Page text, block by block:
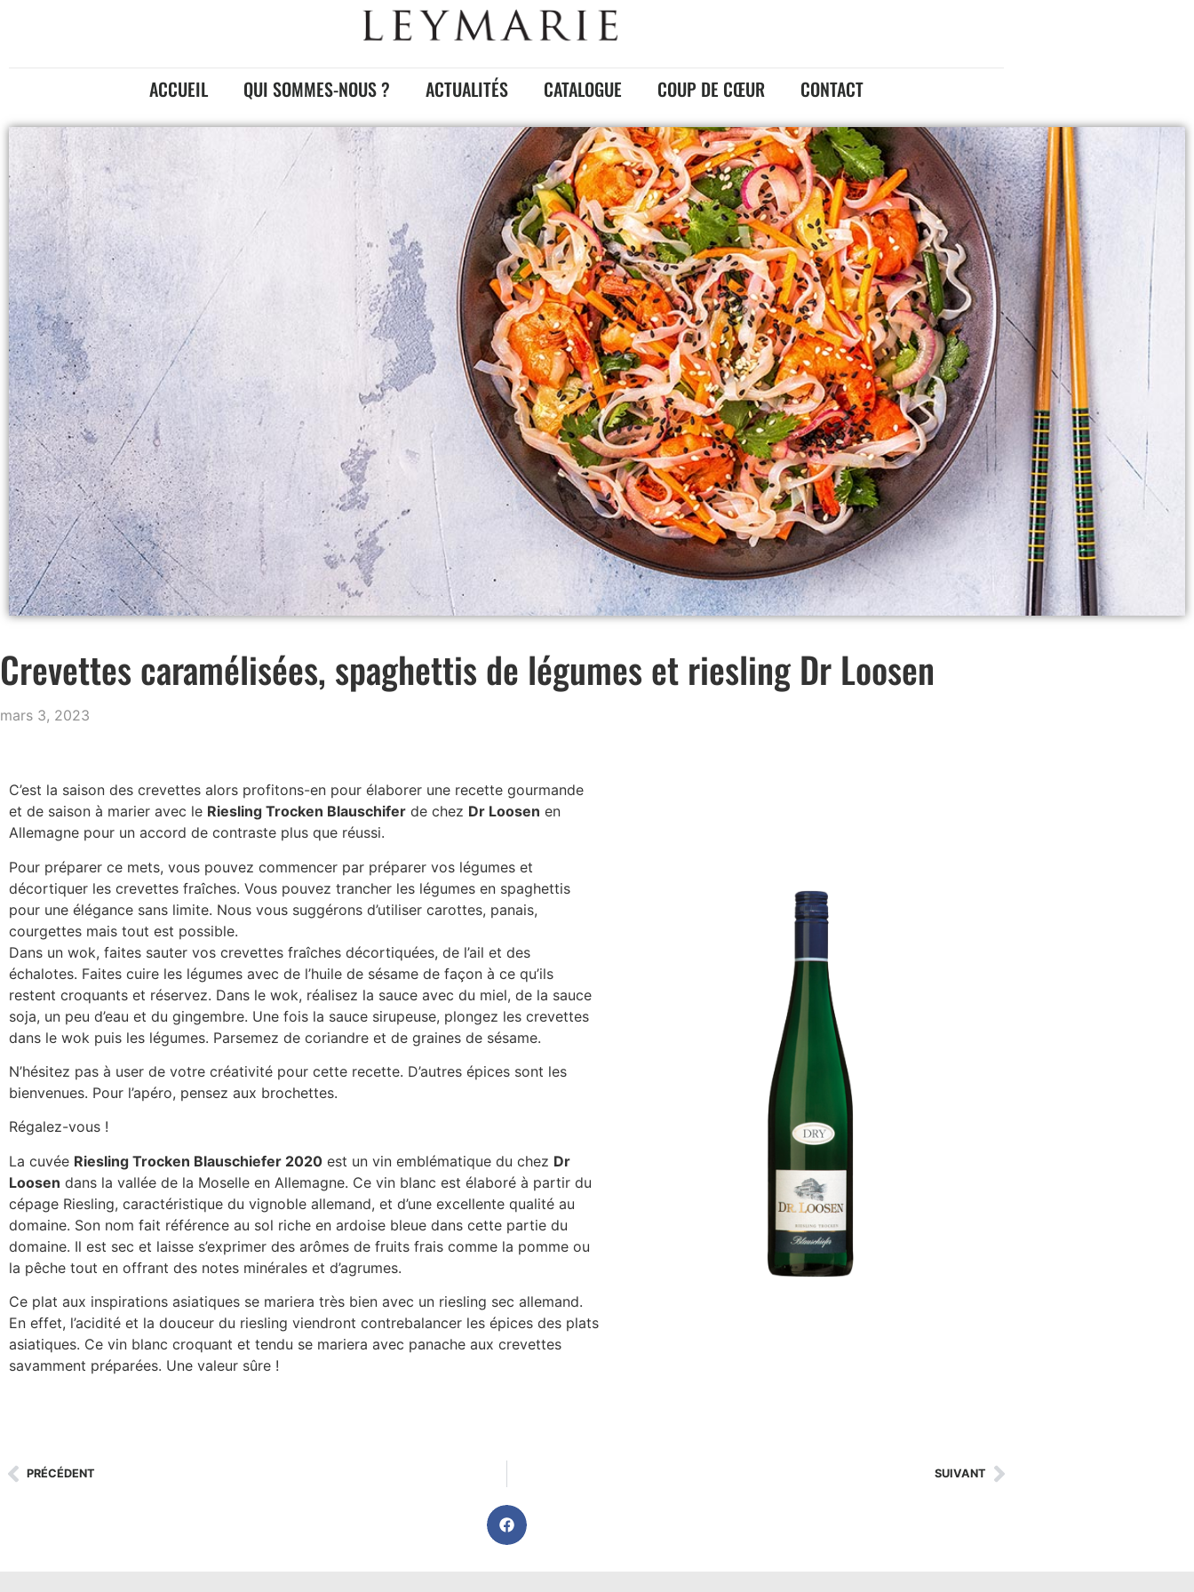
ACCUEIL QUI SOMMES-NOUS ? ACTUALITÉS CATALOGUE COUP DE CŒUR CONTACT
Crevettes caramélisées, spaghettis de légumes et riesling Dr Loosen
mars 3, 2023
C’est la saison des crevettes alors profitons-en pour élaborer une recette gourmande
et de saison à marier avec le Riesling Trocken Blauschifer de chez Dr Loosen en
Allemagne pour un accord de contraste plus que réussi.
Pour préparer ce mets, vous pouvez commencer par préparer vos légumes et
décortiquer les crevettes fraîches. Vous pouvez trancher les légumes en spaghettis
pour une élégance sans limite. Nous vous suggérons d’utiliser carottes, panais,
courgettes mais tout est possible.
Dans un wok, faites sauter vos crevettes fraîches décortiquées, de l’ail et des
échalotes. Faites cuire les légumes avec de l’huile de sésame de façon à ce qu’ils
restent croquants et réservez. Dans le wok, réalisez la sauce avec du miel, de la sauce
soja, un peu d’eau et du gingembre. Une fois la sauce sirupeuse, plongez les crevettes
dans le wok puis les légumes. Parsemez de coriandre et de graines de sésame.
N’hésitez pas à user de votre créativité pour cette recette. D’autres épices sont les
bienvenues. Pour l’apéro, pensez aux brochettes.
Régalez-vous !
La cuvée Riesling Trocken Blauschiefer 2020 est un vin emblématique du chez Dr
Loosen dans la vallée de la Moselle en Allemagne. Ce vin blanc est élaboré à partir du
cépage Riesling, caractéristique du vignoble allemand, et d’une excellente qualité au
domaine. Son nom fait référence au sol riche en ardoise bleue dans cette partie du
domaine. Il est sec et laisse s’exprimer des arômes de fruits frais comme la pomme ou
la pêche tout en offrant des notes minérales et d’agrumes.
Ce plat aux inspirations asiatiques se mariera très bien avec un riesling sec allemand.
En effet, l’acidité et la douceur du riesling viendront contrebalancer les épices des plats
asiatiques. Ce vin blanc croquant et tendu se mariera avec panache aux crevettes
savamment préparées. Une valeur sûre !
PRÉCÉDENT SUIVANT